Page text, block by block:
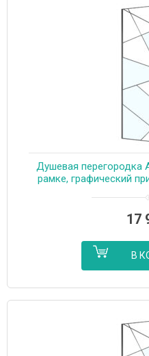
Душевая перегородка
рамке, графический
17
В